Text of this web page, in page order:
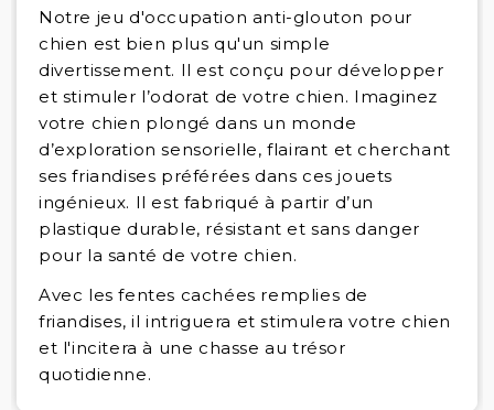
Notre jeu d'occupation anti-glouton pour
chien est bien plus qu'un simple
divertissement. Il est conçu pour développer
et stimuler l’odorat de votre chien. Imaginez
votre chien plongé dans un monde
d’exploration sensorielle, flairant et cherchant
ses friandises préférées dans ces jouets
ingénieux. Il est fabriqué à partir d’un
plastique durable, résistant et sans danger
pour la santé de votre chien.
Avec les fentes cachées remplies de
friandises, il intriguera et stimulera votre chien
et l'incitera à une chasse au trésor
quotidienne.